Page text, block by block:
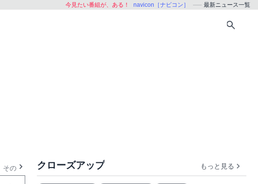
今見たい番組が、ある！ navicon［ナビコン］ 最新ニュース一覧
その他 クローズアップ もっと見る